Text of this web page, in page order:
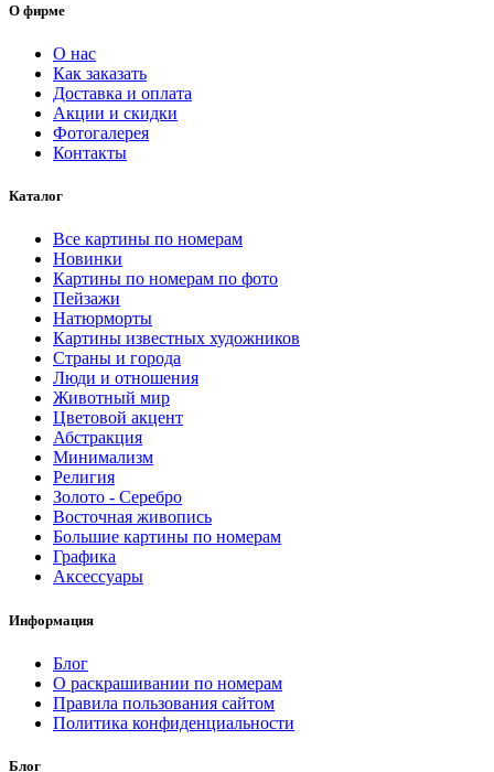
О фирме
О нас
Как заказать
Доставка и оплата
Акции и скидки
Фотогалерея
Контакты
Каталог
Все картины по номерам
Новинки
Картины по номерам по фото
Пейзажи
Натюрморты
Картины известных художников
Страны и города
Люди и отношения
Животный мир
Цветовой акцент
Абстракция
Минимализм
Религия
Золото - Серебро
Восточная живопись
Большие картины по номерам
Графика
Аксессуары
Информация
Блог
О раскрашивании по номерам
Правила пользования сайтом
Политика конфиденциальности
Блог